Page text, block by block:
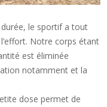
le sportif a tout
Notre corps étant
est éliminée
notamment et la
dose permet de